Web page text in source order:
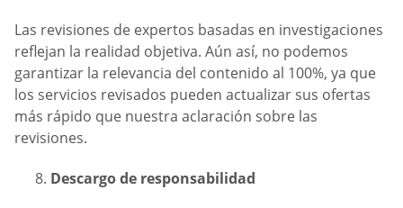
Las revisiones de expertos basadas en investigaciones
reflejan la realidad objetiva. Aún así, no podemos
garantizar la relevancia del contenido al 100%, ya que
los servicios revisados pueden actualizar sus ofertas
más rápido que nuestra aclaración sobre las
revisiones.
Descargo de responsabilidad